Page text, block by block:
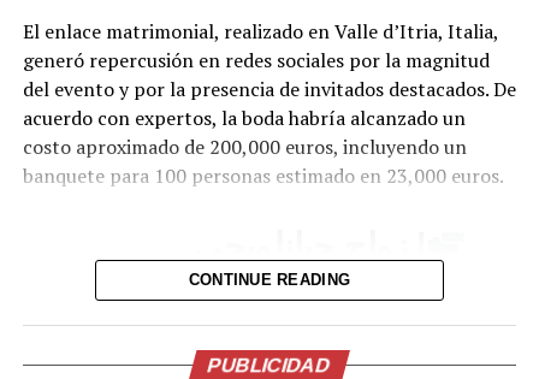
El enlace matrimonial, realizado en Valle d’Itria, Italia,
generó repercusión en redes sociales por la magnitud
del evento y por la presencia de invitados destacados. De
acuerdo con expertos, la boda habría alcanzado un
costo aproximado de 200,000 euros, incluyendo un
banquete para 100 personas estimado en 23,000 euros.
دوناروما.
pic.twitter.com/lDJBuhLLl7
CONTINUE READING
PUBLICIDAD